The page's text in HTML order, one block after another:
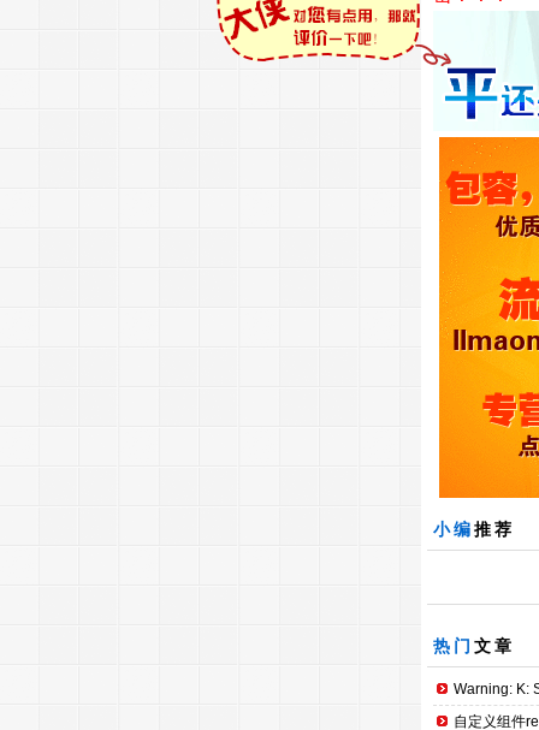
小编推荐
热门 文章
Warning: K:
自定义组件